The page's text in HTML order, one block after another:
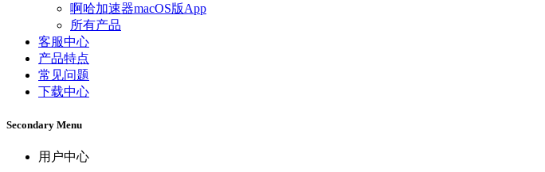
啊哈加速器macOS版App
所有产品
客服中心
产品特点
常见问题
下载中心
Secondary Menu
用户中心